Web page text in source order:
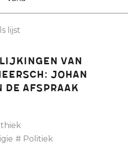
lijst
van
Johan
De Afspraak
Politiek